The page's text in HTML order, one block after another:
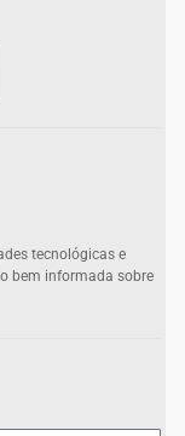
tecnológicas e
bem informada sobre